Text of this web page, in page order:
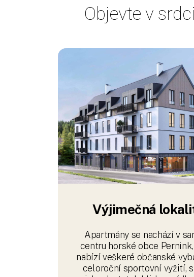
Výjimečná
Apartmány se nachází v
centru horské obce
nabízí veškeré občanské
celoroční sportovní vyžití,
jako dostatek klidu a